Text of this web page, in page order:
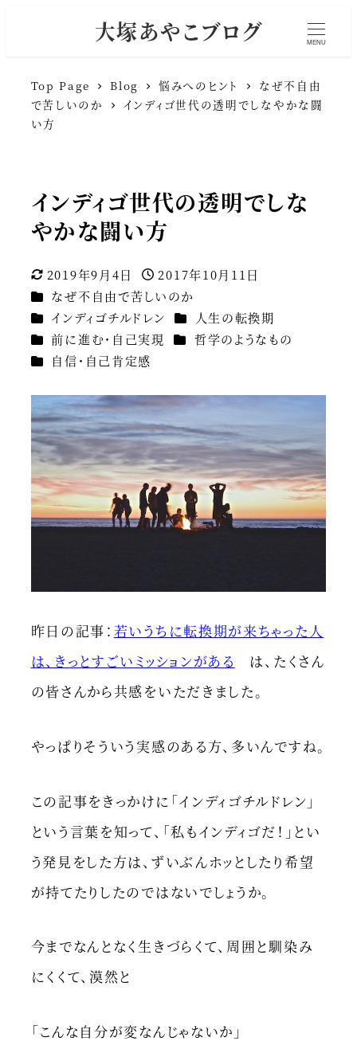
大塚あやこブログ MENU
Top Page Blog 悩みへのヒント
なぜ不自由
で苦しいのか
インディゴ世代の透明でしなやかな闘
い方
インディゴ世代の透明でしな
やかな闘い方
更新日
2019年9月4日
投稿日
2017年10月11日
カテゴリー
なぜ不自由で苦しいのか
カテゴリー
インディゴチルドレン カテゴリー
人生の転換期
カテゴリー
前に進む・自己実現 カテゴリー
哲学のようなもの
カテゴリー
自信・自己肯定感
昨日の記事： 若いうちに転換期が来ちゃった人
は、きっとすごいミッションがある
は、たくさん
の皆さんから共感をいただきました。
やっぱりそういう実感のある方、多いんですね。
この記事をきっかけに「インディゴチルドレン」
という言葉を知って、「私もインディゴだ！」とい
う発見をした方は、ずいぶんホッとしたり希望
が持てたりしたのではないでしょうか。
今までなんとなく生きづらくて、周囲と馴染み
にくくて、漠然と
「こんな自分が変なんじゃないか」